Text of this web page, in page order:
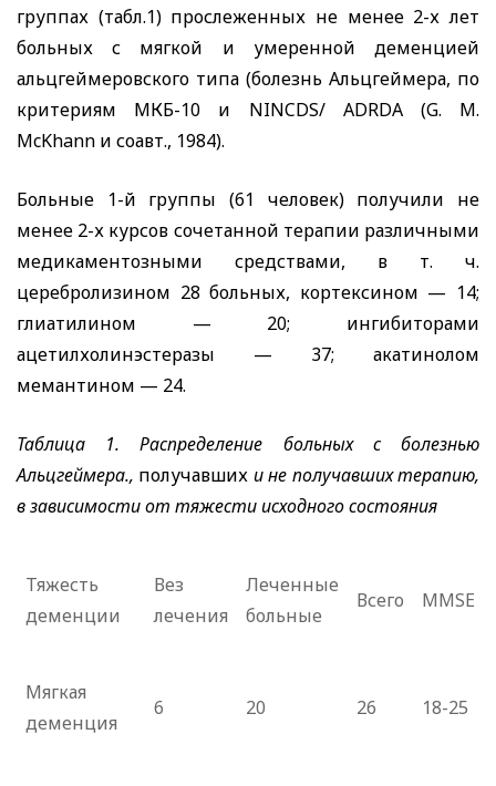
группах (табл.1) прослеженных не менее 2-х лет
больных с мягкой и умеренной деменцией
альцгеймеровского типа (болезнь Альцгеймера, по
критериям МКБ-10 и NINCDS/ ADRDA(G. M.
McKhann и соавт., 1984).
Больные 1-й группы (61 человек) получили не
менее 2-х курсов сочетанной терапии различными
медикаментозными средствами, в т. ч.
церебролизином 28 больных, кортексином — 14;
глиатилином — 20; ингибиторами
ацетилхолинэстеразы — 37; акатинолом
мемантином — 24.
Таблица 1. Распределение больных с болезнью
Альцгеймера., получавших и не получавших терапию,
в зависимости от тяжести исходного состояния
Тяжесть
деменции
Вез
лечения
Леченные
больные
Всего MMSE
Мягкая
деменция
6 20 26 18-25